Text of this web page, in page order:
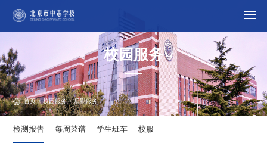
校园服务
首页>校园服务> 后勤服务
检测报告 每周菜谱 学生班车 校服